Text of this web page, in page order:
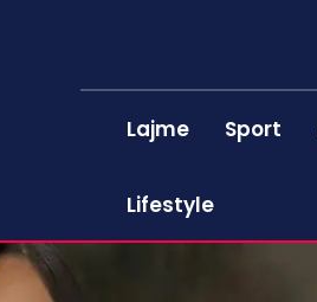
Lajme Sport
Lifestyle